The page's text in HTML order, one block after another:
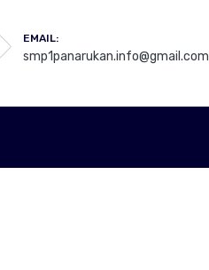
EMAIL:
smp1panarukan.info@gmail.com